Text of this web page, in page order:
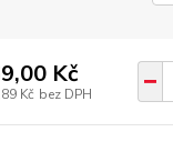
Kč
Kč bez DPH